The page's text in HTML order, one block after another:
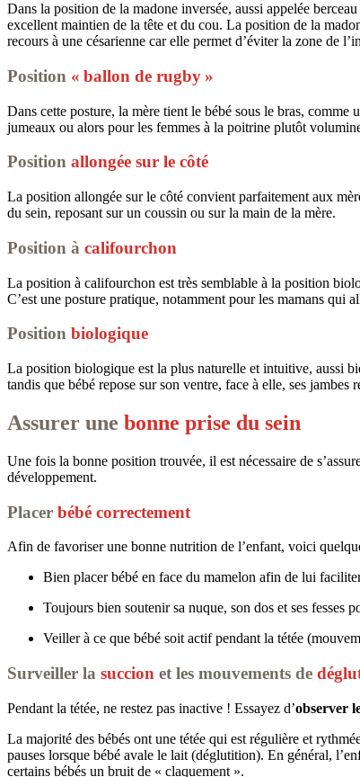
Dans la position de la madone inversée, aussi appelée
excellent maintien de la tête et du cou. La position de la
recours à une césarienne car elle permet d’éviter la zone de
Position « ballon de rugby »
Dans cette posture, la mère tient le bébé sous le bras,
jumeaux ou alors pour les femmes à la poitrine plutôt
Position allongée sur le côté
La position allongée sur le côté convient parfaitement aux
du sein, reposant sur un coussin ou sur la main de la mère.
Position à califourchon
La position à califourchon est très semblable à la position
C’est une posture pratique, notamment pour les mamans qui
Position biologique
La position biologique est la plus naturelle et intuitive, aussi
tandis que bébé repose sur son ventre, face à elle, ses jambes
Assurer une bonne prise du sein
Une fois la bonne position trouvée, il est nécessaire de
développement.
Placer bébé correctement
Afin de favoriser une bonne nutrition de l’enfant, voici
Bien placer bébé en face du mamelon afin de lui
Toujours bien soutenir sa nuque, son dos et ses fesses
Veiller à ce que bébé soit actif pendant la tétée
Surveiller la succion et les mouvements de
Pendant la tétée, ne restez pas inactive ! Essayez d’observer
La majorité des bébés ont une tétée qui est régulière et
pauses lorsque bébé avale le lait (déglutition). En général,
certains bébés un bruit de « claquement ».